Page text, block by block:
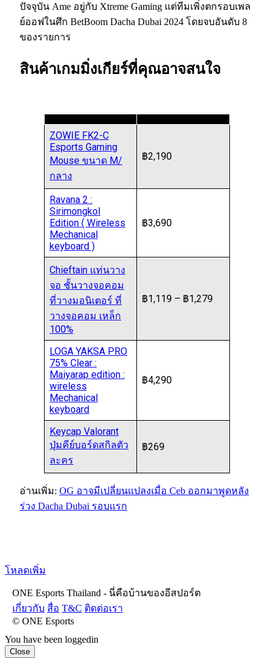
ปัจจุบัน Ame อยู่กับ Xtreme Gaming แต่ทีมเพิ่งตกรอบเพล
ย์ออฟในศึก BetBoom Dacha Dubai 2024 โดยจบอันดับ 8
ของรายการ
สินค้าเกมมิ่งเกียร์ที่คุณอาจสนใจ
ZOWIE FK2-C
Esports Gaming
Mouse ขนาด M/
กลาง
฿2,190
Ravana 2 :
Sirimongkol
Edition ( Wireless
Mechanical
keyboard )
฿3,690
Chieftain แท่นวาง
จอ ชั้นวางจอคอม
ที่วางมอนิเตอร์ ที่
วางจอคอม เหล็ก
100%
฿1,119 – ฿1,279
LOGA YAKSA PRO
75% Clear :
Maiyarap edition :
wireless
Mechanical
keyboard
฿4,290
Keycap Valorant
ปุ่มคีย์บอร์ดสกิลตัว
ละคร
฿269
อ่านเพิ่ม: OG อาจมีเปลี่ยนแปลงเมื่อ Ceb ออกมาพูดหลัง
ร่วง Dacha Dubai รอบแรก
โหลดเพิ่ม
ONE Esports Thailand - นี่คือบ้านของอีสปอร์ต
เกี่ยวกับ สื่อ T&C ติดต่อเรา
© ONE Esports
You have been loggedin
Close